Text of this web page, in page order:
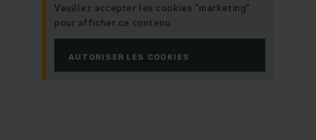
Veuillez accepter les cookies "marketing"
pour afficher ce contenu.
AUTORISER LES COOKIES